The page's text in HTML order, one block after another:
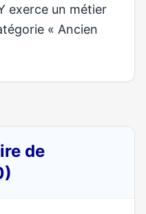
exerce un métier
« Ancien
de